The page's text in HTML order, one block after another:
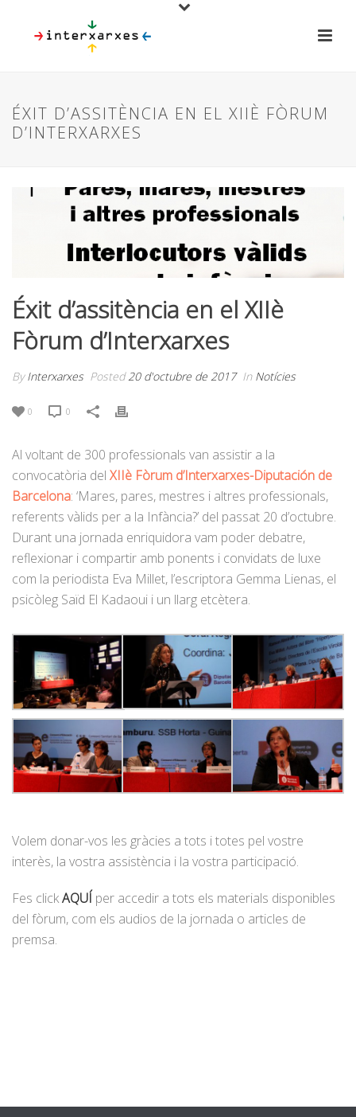
ÉXIT D’ASSITÈNCIA EN EL XIIÈ FÒRUM
D’INTERXARXES
Éxit d’assitència en el XIIè
Fòrum d’Interxarxes
ByInterxarxes Posted20 d'octubre de 2017 In Notícies
0 0
Al voltant de 300 professionals van assistir a la
convocatòria del XIIè Fòrum d’Interxarxes-Diputación de
Barcelona: ‘Mares, pares, mestres i altres professionals,
referents vàlids per a la Infància?’ del passat 20 d’octubre.
Durant una jornada enriquidora vam poder debatre,
reflexionar i compartir amb ponents i convidats de luxe
com la periodista Eva Millet, l’escriptora Gemma Lienas, el
psicòleg Saïd El Kadaoui i un llarg etcètera.
Volem donar-vos les gràcies a tots i totes pel vostre
interès, la vostra assistència i la vostra participació.
Fes clickAQUÍ per accedir a tots els materials disponibles
del fòrum, com els audios de la jornada o articles de
premsa.